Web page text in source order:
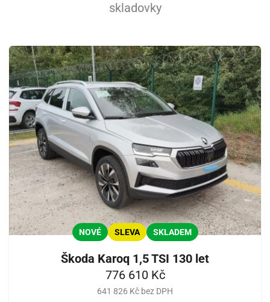
skladovky
NOVÉ SLEVA SKLADEM
Škoda Karoq 1,5 TSI 130 let
776 610 Kč
641 826 Kč bez DPH